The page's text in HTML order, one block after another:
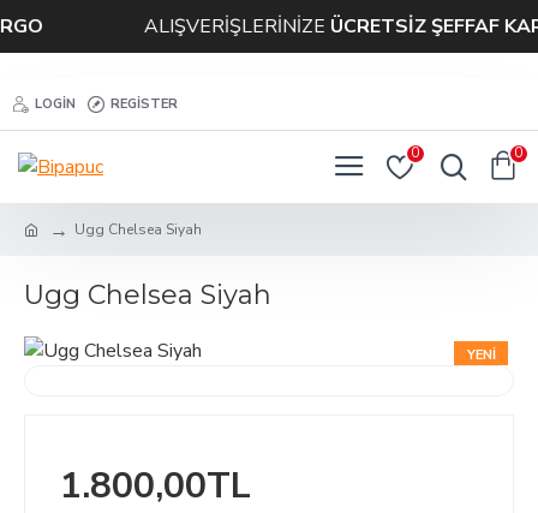
ALIŞVERİŞLERİNİZEÜCRETSİZ ŞEFFAF
LOGIN REGISTER
0 0
Ugg Chelsea Siyah
Ugg Chelsea Siyah
YENI
1.800,00TL